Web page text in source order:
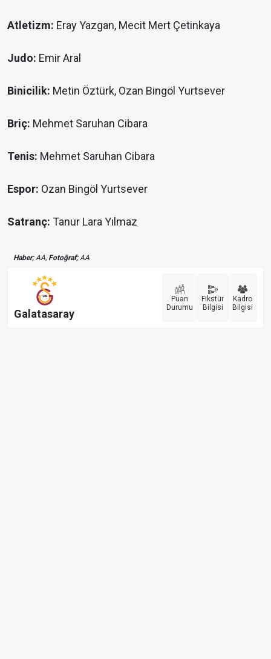
Atletizm: Eray Yazgan, Mecit Mert Çetinkaya
Judo: Emir Aral
Binicilik: Metin Öztürk, Ozan Bingöl Yurtsever
Briç: Mehmet Saruhan Cibara
Tenis: Mehmet Saruhan Cibara
Espor: Ozan Bingöl Yurtsever
Satranç: Tanur Lara Yılmaz
Haber;AA, Fotoğraf;AA
Galatasaray
Puan
Durumu
Fikstür
Bilgisi
Kadro
Bilgisi